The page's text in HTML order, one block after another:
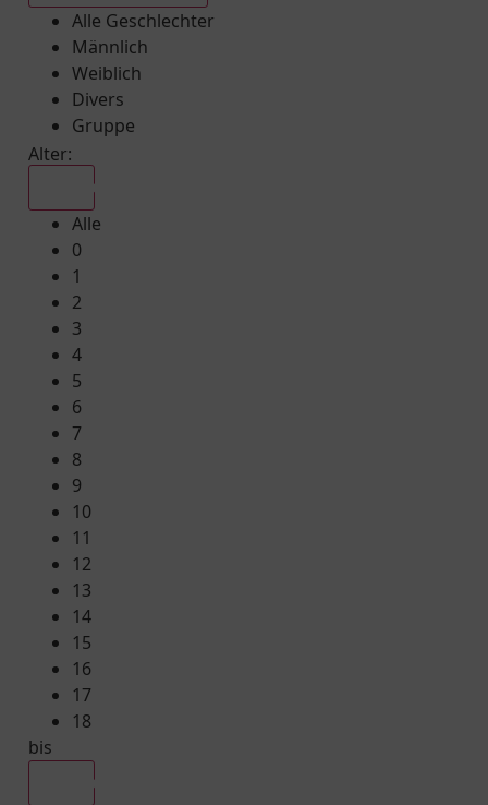
Alle Geschlechter
Männlich
Weiblich
Divers
Gruppe
Alter:
Alle
0
1
2
3
4
5
6
7
8
9
10
11
12
13
14
15
16
17
18
bis